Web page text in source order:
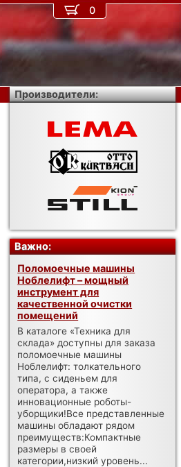
0
Производители:
Важно:
Поломоечные машины
Ноблелифт – мощный
инструмент для
качественной очистки
помещений
В каталоге «Техника для
склада» доступны для заказа
поломоечные машины
Ноблелифт: толкательного
типа, с сиденьем для
оператора, а также
инновационные роботы-
уборщики!Все представленные
машины обладают рядом
преимуществ:Компактные
размеры в своей
категории,низкий уровень...